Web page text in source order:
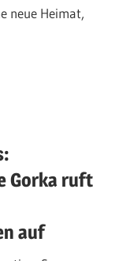
neue Heimat,
Gorka ruft
auf